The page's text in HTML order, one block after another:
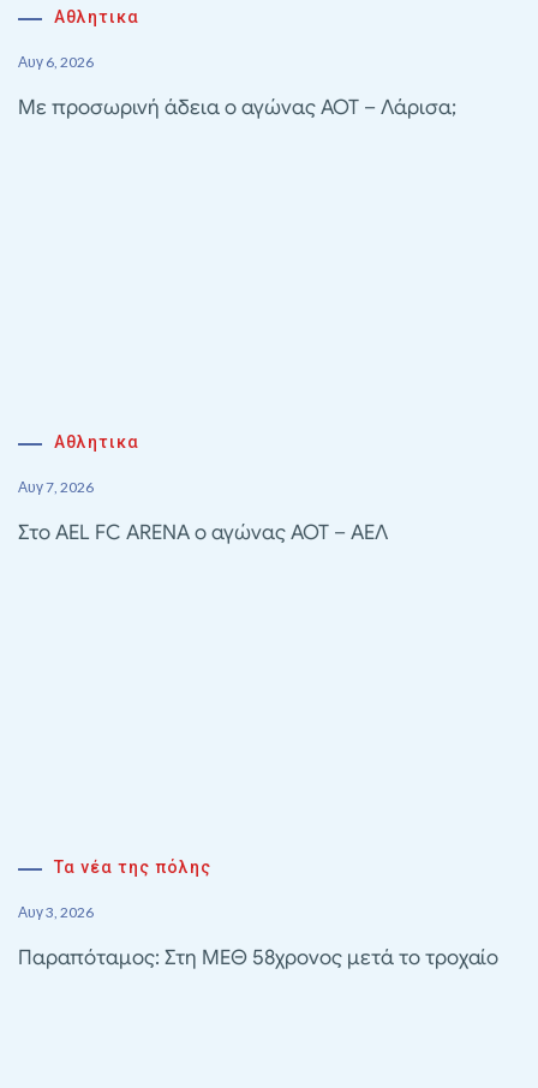
Αθλητικα
Αυγ 6, 2026
Με προσωρινή άδεια ο αγώνας ΑΟΤ – Λάρισα;
Αθλητικα
Αυγ 7, 2026
Στο AEL FC ARENA ο αγώνας ΑΟΤ – ΑΕΛ
Τα νέα της πόλης
Αυγ 3, 2026
Παραπόταμος: Στη ΜΕΘ 58χρονος μετά το τροχαίο